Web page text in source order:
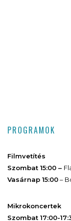
PROGRAMOK
Filmvetítés
Szombat 15:00 –
Vasárnap 15:00–
Mikrokoncertek
Szombat 17:00-